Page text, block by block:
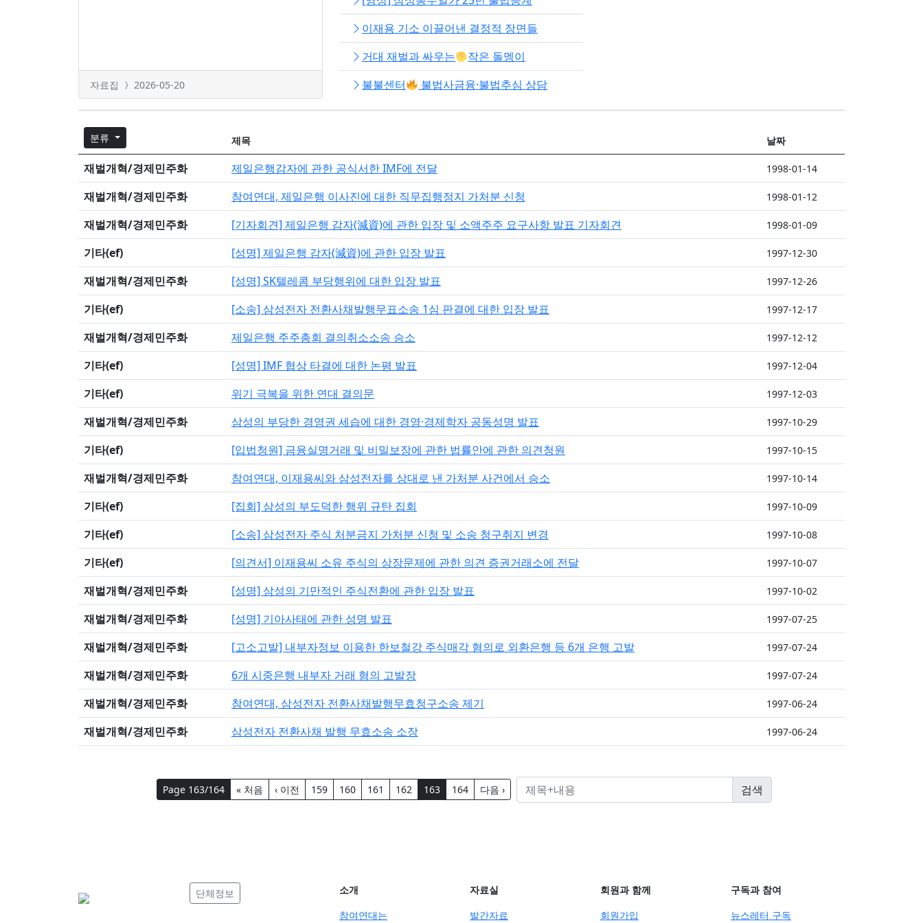
자료집 2026-05-20
이재용 기소 이끌어낸 결정적 장면들
거대 재벌과 싸우는
작은 돌멩이
불불센터
불법사금융·불법추심 상담
분류 제목 날짜
재벌개혁/경제민주화 제일은행감자에 관한 공식서한 IMF에 전달 1998-01-14
재벌개혁/경제민주화 참여연대, 제일은행 이사진에 대한 직무집행정지 가처분 신청 1998-01-12
재벌개혁/경제민주화 [기자회견] 제일은행 감자(減資)에 관한 입장 및 소액주주 요구사항 발표 기자회견 1998-01-09
기타(ef) [성명] 제일은행 감자(減資)에 관한 입장 발표 1997-12-30
재벌개혁/경제민주화 [성명] SK텔레콤 부당행위에 대한 입장 발표 1997-12-26
기타(ef) [소송] 삼성전자 전환사채발행무표소송 1심 판결에 대한 입장 발표 1997-12-17
재벌개혁/경제민주화 제일은행 주주총회 결의취소소송 승소 1997-12-12
기타(ef) [성명] IMF 협상 타결에 대한 논평 발표 1997-12-04
기타(ef) 위기 극복을 위한 연대 결의문 1997-12-03
재벌개혁/경제민주화 삼성의 부당한 경영권 세습에 대한 경영·경제학자 공동성명 발표 1997-10-29
기타(ef) [입법청원] 금융실명거래 및 비밀보장에 관한 법률안에 관한 의견청원 1997-10-15
재벌개혁/경제민주화 참여연대, 이재용씨와 삼성전자를 상대로 낸 가처분 사건에서 승소 1997-10-14
기타(ef) [집회] 삼성의 부도덕한 행위 규탄 집회 1997-10-09
기타(ef) [소송] 삼성전자 주식 처분금지 가처분 신청 및 소송 청구취지 변경 1997-10-08
기타(ef) [의견서] 이재용씨 소유 주식의 상장문제에 관한 의견 증권거래소에 전달 1997-10-07
재벌개혁/경제민주화 [성명] 삼성의 기만적인 주식전환에 관한 입장 발표 1997-10-02
재벌개혁/경제민주화 [성명] 기아사태에 관한 성명 발표 1997-07-25
재벌개혁/경제민주화 [고소고발] 내부자정보 이용한 한보철강 주식매각 혐의로 외환은행 등 6개 은행 고발 1997-07-24
재벌개혁/경제민주화 6개 시중은행 내부자 거래 혐의 고발장 1997-07-24
재벌개혁/경제민주화 참여연대, 삼성전자 전환사채발행무효청구소송 제기 1997-06-24
재벌개혁/경제민주화 삼성전자 전환사채 발행 무효소송 소장 1997-06-24
Page 163/164 « 처음 ‹ 이전 159 160 161 162 163 164 다음 ›
단체정보
소개
참여연대는
자료실
발간자료
회원과 함께
회원가입
구독과 참여
뉴스레터 구독